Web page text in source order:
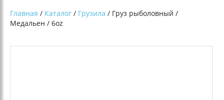
Главная / Каталог / Грузила / Груз рыболовный /
Медальен / 6oz